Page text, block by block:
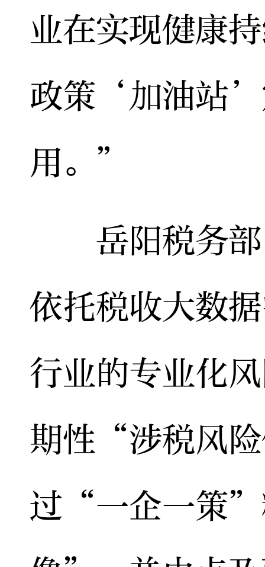
业在实现健康
政策‘加油站’
用。”
岳阳税务部
依托税收大数
行业的专业化
期性“涉税风
过“一企一策”